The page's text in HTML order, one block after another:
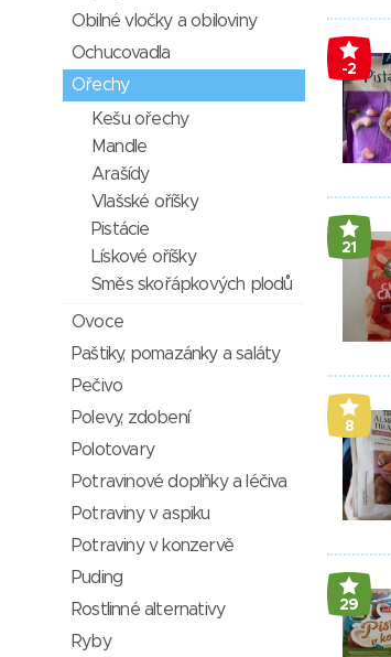
-2
21
8
29
Obilné vločky a obiloviny
Ochucovadla
Ořechy
Kešu ořechy
Mandle
Arašídy
Vlašské oříšky
Pistácie
Lískové oříšky
Směs skořápkových plodů
Ovoce
Paštiky, pomazánky a saláty
Pečivo
Polevy, zdobení
Polotovary
Potravinové doplňky a léčiva
Potraviny v aspiku
Potraviny v konzervě
Puding
Rostlinné alternativy
Ryby